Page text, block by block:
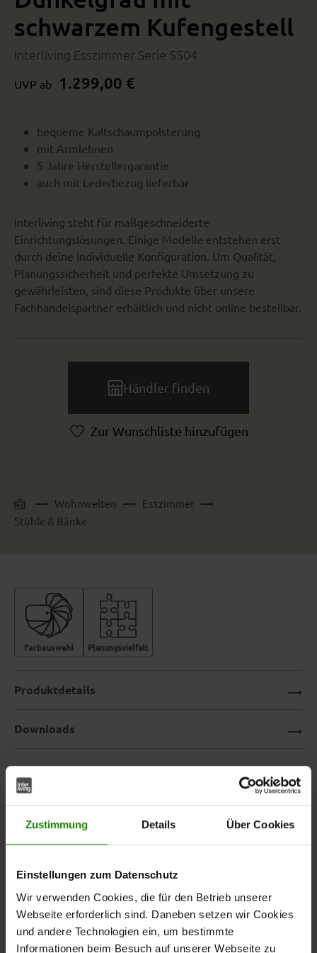
Zustimmung Details Über Cookies
Einstellungen zum Datenschutz
Wir verwenden Cookies, die für den Betrieb unserer
Webseite erforderlich sind. Daneben setzen wir Cookies
und andere Technologien ein, um bestimmte
Informationen beim Besuch auf unserer Webseite zu
schwarzem Kufengestell
Interliving Esszimmer Serie 5504
UVP ab 1.299,00 €
bequeme Kaltschaumpolsterung
mit Armlehnen
5 Jahre Herstellergarantie
auch mit Lederbezug lieferbar
Interliving steht für maßgeschneiderte
Einrichtungslösungen. Einige Modelle entstehen erst
durch deine individuelle Konfiguration. Um Qualität,
Planungssicherheit und perfekte Umsetzung zu
gewährleisten, sind diese Produkte über unsere
Fachhandelspartner erhältlich und nicht online bestellbar.
Händler finden
Zur Wunschliste hinzufügen
Wohnwelten
Esszimmer
Stühle & Bänke
Elegant speisen mit Komfort –
die Polsterbank mit Armlehnen
aus der Interliving Esszimmer
Serie 5504
Produktdetails
Downloads